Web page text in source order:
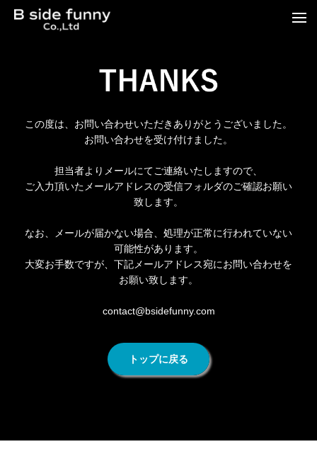
t
この度は、お問い合わせいただきありがとうございました。
お問い合わせを受け付けました。
担当者よりメールにてご連絡いたしますので、
ご入力頂いたメールアドレスの受信フォルダのご確認お願い
致します。
なお、メールが届かない場合、処理が正常に行われていない
可能性があります。
大変お手数ですが、下記メールアドレス宛にお問い合わせを
お願い致します。
contact@bsidefunny.com
トップに戻る